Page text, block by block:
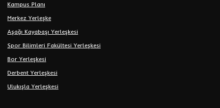
Kampus Planı
Merkez Yerleşke
Aşağı Kayabaşı Yerleşkesi
Spor Bilimleri Fakültesi Yerleşkesi
Bor Yerleşkesi
Derbent Yerleşkesi
Ulukışla Yerleşkesi